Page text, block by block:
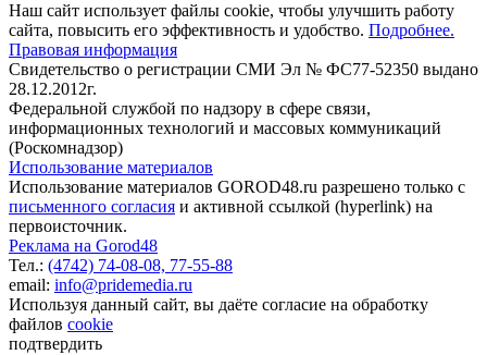
Наш сайт использует файлы cookie, чтобы улучшить работу
сайта, повысить его эффективность и удобство. Подробнее.
Правовая информация
Свидетельство о регистрации СМИ Эл № ФС77-52350 выдано
28.12.2012г.
Федеральной службой по надзору в сфере связи,
информационных технологий и массовых коммуникаций
(Роскомнадзор)
Использование материалов
Использование материалов GOROD48.ru разрешено только с
письменного согласия и активной ссылкой (hyperlink) на
первоисточник.
Реклама на Gorod48
Тел.: (4742) 74-08-08, 77-55-88
email: info@pridemedia.ru
Используя данный сайт, вы даёте согласие на обработку
файлов cookie
подтвердить